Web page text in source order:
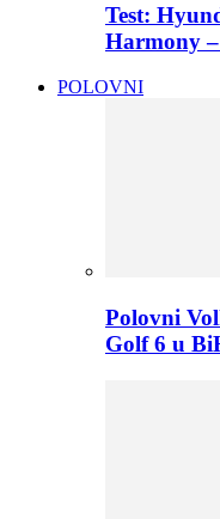
Test:
Harmony
POLOVNI
Polovni
Golf 6 u